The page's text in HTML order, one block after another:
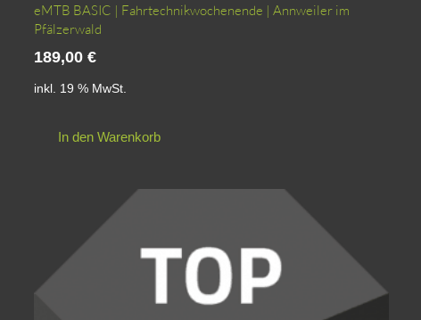
eMTB BASIC | Fahrtechnikwochenende | Annweiler im
Pfälzerwald
189,00 €
inkl. 19 % MwSt.
In den Warenkorb